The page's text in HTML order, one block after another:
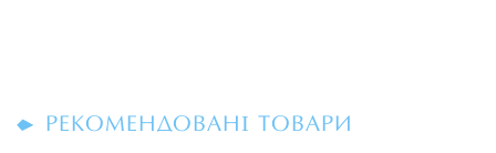
РЕКОМЕНДОВАНІ ТОВАРИ